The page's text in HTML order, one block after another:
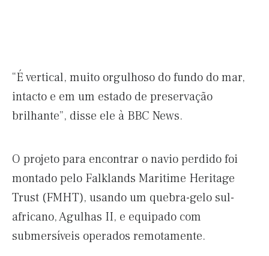
“É vertical, muito orgulhoso do fundo do mar,
intacto e em um estado de preservação
brilhante”, disse ele à BBC News.
O projeto para encontrar o navio perdido foi
montado pelo Falklands Maritime Heritage
Trust (FMHT), usando um quebra-gelo sul-
africano, Agulhas II, e equipado com
submersíveis operados remotamente.